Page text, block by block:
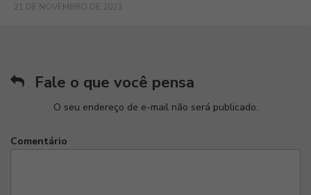
21 DE NOVEMBRO DE 2023
Fale o que você pensa
O seu endereço de e-mail não será publicado.
Comentário